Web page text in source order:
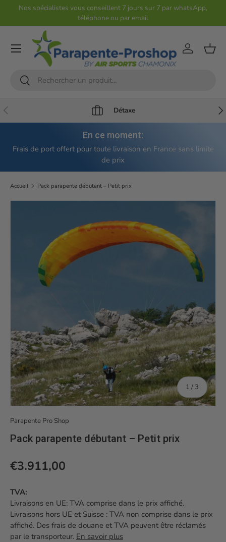
Nos spécialistes vous conseillent 7 jours sur 7 par whatsApp,
téléphone ou par email
Recherche
Rechercher
Compte
Précédent Détaxe
En ce moment:
Frais de port offert pour toute livraison en France sans limite
de prix
Accueil Pack parapente débutant – Petit prix
Passer aux informations produits
1 / de
3
Parapente Pro Shop
Pack parapente débutant – Petit prix
Prix habituel
€3.911,00
TVA:
Livraisons en UE: TVA comprise dans le prix affiché.
Livraisons hors UE et Suisse : TVA non comprise dans le prix
affiché. Des frais de douane et TVA peuvent être réclamés
par le transporteur. En savoir plus